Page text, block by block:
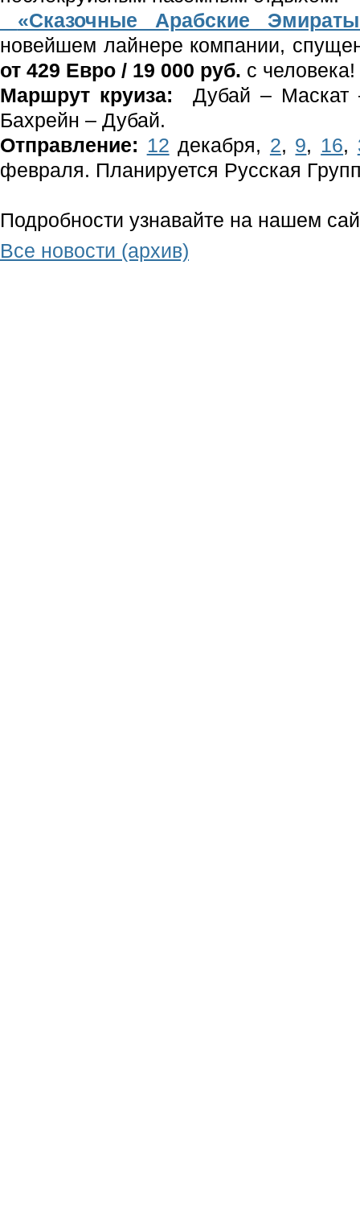
«Сказочные Арабские
новейшем лайнере компании,
от 429 Евро / 19 000 руб. с человека!
Маршрут круиза: Дубай – Маскат
Бахрейн – Дубай.
Отправление: 12 декабря, 2, 9, 16,
февраля. Планируется Русская
Подробности узнавайте на нашем
Все новости (архив)